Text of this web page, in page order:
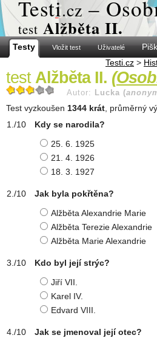
Testi.cz –
test Alžběta II.
Testy Vložit test Uživatelé
Testi.cz >
test Alžběta II. (
Autor: Lucka (
Test vyzkoušen 1344 krát , průměrný
Kdy se narodila?
25. 6. 1925
21. 4. 1926
18. 3. 1927
Jak byla pokřtěna?
Alžběta Alexandrie Marie
Alžběta Terezie Alexandrie
Alžběta Marie Alexandrie
Kdo byl její strýc?
Jiří VII.
Karel IV.
Edvard VIII.
Jak se jmenoval její otec?